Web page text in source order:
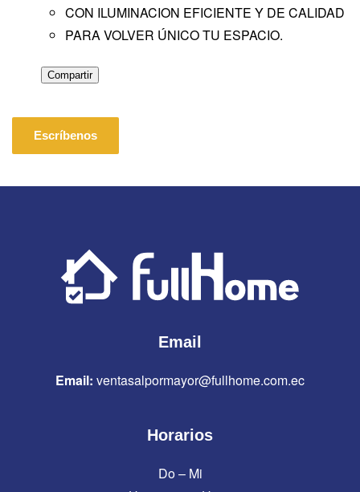
CON ILUMINACION EFICIENTE Y DE CALIDAD
PARA VOLVER ÚNICO TU ESPACIO.
Compartir
Escríbenos
Email
Email: ventasalpormayor@fullhome.com.ec
Horarios
Do – Mi